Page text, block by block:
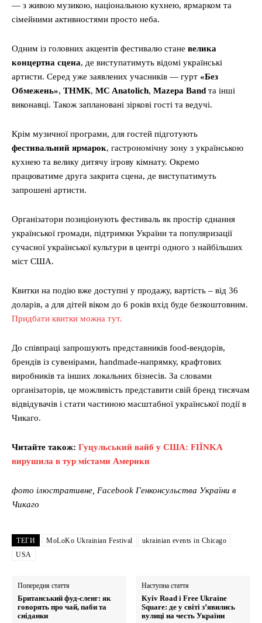
— з живою музикою, національною кухнею, ярмарком та
сімейними активностями просто неба.
Одним із головних акцентів фестивалю стане велика
концертна сцена, де виступатимуть відомі українські
артисти. Серед уже заявлених учасників — гурт «Без
Обмежень», ТНМК, MC Anatolich, Mazepa Band та інші
виконавці. Також заплановані зіркові гості та ведучі.
Крім музичної програми, для гостей підготують
фестивальний ярмарок, гастрономічну зону з українською
кухнею та велику дитячу ігрову кімнату. Окремо
працюватиме друга закрита сцена, де виступатимуть
запрошені артисти.
Організатори позиціонують фестиваль як простір єднання
української громади, підтримки України та популяризації
сучасної української культури в центрі одного з найбільших
міст США.
Квитки на подію вже доступні у продажу, вартість – від 36
доларів, а для дітей віком до 6 років вхід буде безкоштовним.
Придбати квитки можна тут.
До співпраці запрошують представників food-вендорів,
брендів із сувенірами, handmade-напрямку, крафтових
виробників та інших локальних бізнесів. За словами
організаторів, це можливість представити свій бренд тисячам
відвідувачів і стати частиною масштабної української події в
Чикаго.
Читайте також: Гуцульський вайб у США: FIЇNKA
вирушила в тур містами Америки
фото ілюстративне, Facebook Генконсульства України в
Чикаго
ТЕГИ MoLoKo Ukrainian Festival
ukrainian events in Chicago
USA
Попередня стаття
Британський фуд-сленг: як
говорять про чай, паби та
сніданки
Наступна стаття
Kyiv Road і Free Ukraine
Square: де у світі з’явились
вулиці на честь України